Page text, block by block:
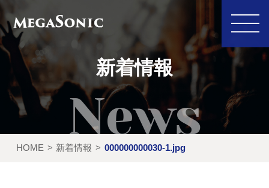
私たちにできること
イベント実績
レンタル製品
新着情報
HOME 新着情報 000000000030-1.jpg